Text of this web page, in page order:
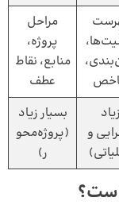
مراحل
پروژه،
منابع، نقاط
عطف
زیاد
و
بسیار زیاد
(پروژه‌محو
ر)
است؟